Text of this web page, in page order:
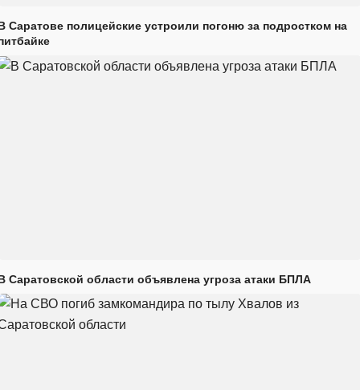
Саратове полицейские устроили погоню за подростком на
Саратовской области объявлена угроза атаки БПЛА